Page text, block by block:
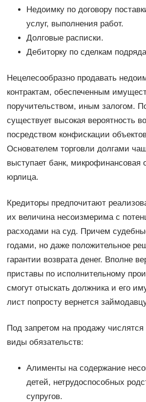
Недоимку по договору
услуг, выполнения работ.
Долговые расписки.
Дебиторку по сделкам
Нецелесообразно продавать
контрактам, обеспеченным
поручительством, иным залогом.
существует высокая вероятность
посредством конфискации
Основателем торговли долгами
выступает банк, микрофинансовая
юрлица.
Кредиторы предпочитают
их величина несоизмерима с
расходами на суд. Причем
годами, но даже положительное
гарантии возврата денег. Вполне
приставы по исполнительному
смогут отыскать должника и его
лист попросту вернется
Под запретом на продажу
виды обязательств:
Алименты на содержание
детей, нетрудоспособных
супругов.